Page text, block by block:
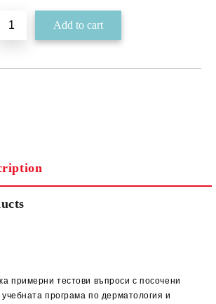
примерни тестови въпроси с посочени
програма по дерматология и